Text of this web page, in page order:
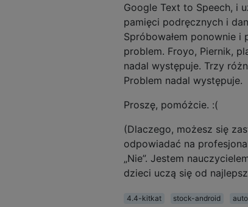
Google Text to Speech, i
pamięci podręcznych i
Spróbowałem ponownie i
problem. Froyo, Piernik,
nadal występuje. Trzy
Problem nadal występuje.
Proszę, pomóżcie. :(
(Dlaczego, możesz się
odpowiadać na
„Nie”. Jestem
dzieci uczą się od
4.4-kitkat stock-android